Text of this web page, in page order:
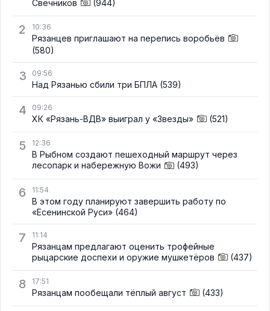
Свечников (944)
2 10:36
Рязанцев приглашают на перепись воробьёв
(580)
3 09:56
Над Рязанью сбили три БПЛА (539)
4 09:26
ХК «Рязань-ВДВ» выиграл у «Звезды» (521)
5 12:36
В Рыбном создают пешеходный маршрут через
лесопарк и набережную Вожи
(493)
6 11:54
В этом году планируют завершить работу по
«Есенинской Руси» (464)
7 11:14
Рязанцам предлагают оценить трофейные
рыцарские доспехи и оружие мушкетёров
(437)
8 17:51
Рязанцам пообещали тёплый август (433)